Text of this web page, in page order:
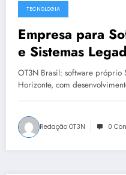
TECNOLOGIA
Empresa para
e Sistemas
Belo Horizonte |
3449
OT3N Brasil: software próprio
Horizonte, com
Redação OT3N 0